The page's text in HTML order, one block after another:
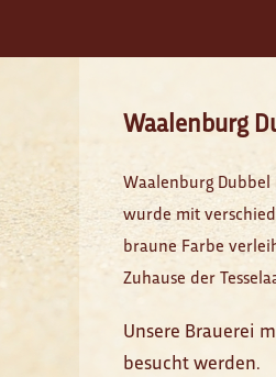
Waalenburg
Waalenburg Dubbel
wurde mit
braune Farbe
Zuhause der
Unsere Brauerei
besucht werden.